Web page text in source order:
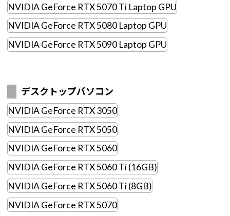
NVIDIA GeForce RTX 5070 Ti Laptop GPU
NVIDIA GeForce RTX 5080 Laptop GPU
NVIDIA GeForce RTX 5090 Laptop GPU
デスクトップパソコン
NVIDIA GeForce RTX 3050
NVIDIA GeForce RTX 5050
NVIDIA GeForce RTX 5060
NVIDIA GeForce RTX 5060 Ti (16GB)
NVIDIA GeForce RTX 5060 Ti (8GB)
NVIDIA GeForce RTX 5070